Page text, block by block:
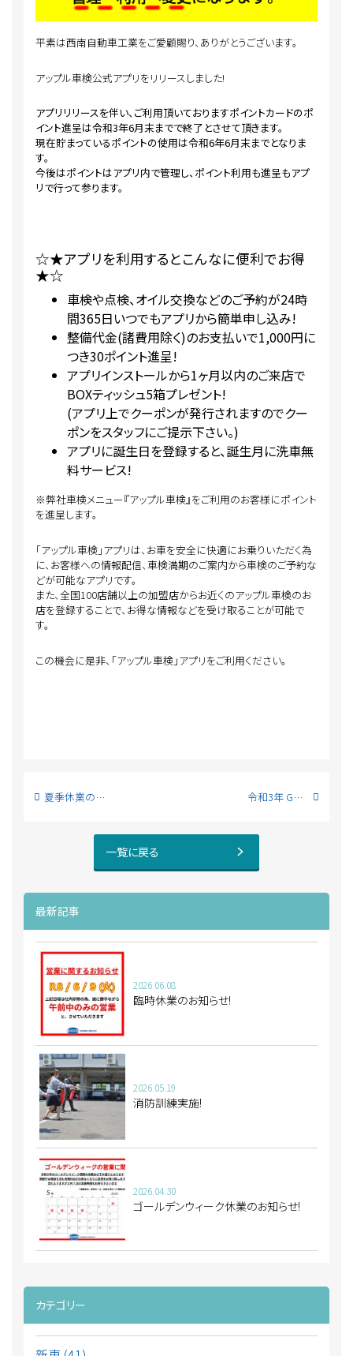
平素は西南自動車工業をご愛顧賜り、ありがとうございます。
アップル車検公式アプリをリリースしました!
アプリリリースを伴い、ご利用頂いておりますポイントカードのポ
イント進呈は令和3年6月末までで終了とさせて頂きます。
現在貯まっているポイントの使用は令和6年6月末までとなりま
す。
今後はポイントはアプリ内で管理し、ポイント利用も進呈もアプ
リで行って参ります。
☆★アプリを利用するとこんなに便利でお得
★☆
車検や点検、オイル交換などのご予約が24時
間365日いつでもアプリから簡単申し込み!
整備代金(諸費用除く)のお支払いで1,000円に
つき30ポイント進呈!
アプリインストールから1ヶ月以内のご来店で
BOXティッシュ5箱プレゼント!
(アプリ上でクーポンが発行されますのでクー
ポンをスタッフにご提示下さい。)
アプリに誕生日を登録すると、誕生月に洗車無
料サービス!
※弊社車検メニュー『アップル車検』をご利用のお客様にポイント
を進呈します。
「アップル車検」アプリは、お車を安全に快適にお乗りいただく為
に、お客様への情報配信、車検満期のご案内から車検のご予約な
どが可能なアプリです。
また、全国100店舗以上の加盟店からお近くのアップル車検のお
店を登録することで、お得な情報などを受け取ることが可能で
す。
この機会に是非、「アップル車検」アプリをご利用ください。
夏季休業のお知らせ 令和3年 GW休業期間のお知らせ
一覧に戻る
最新記事
2026.06.08
臨時休業のお知らせ!
2026.05.19
消防訓練実施!
2026.04.30
ゴールデンウィーク休業のお知らせ!
カテゴリー